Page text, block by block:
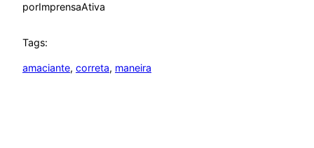
porImprensaAtiva
Tags:
amaciante, correta, maneira